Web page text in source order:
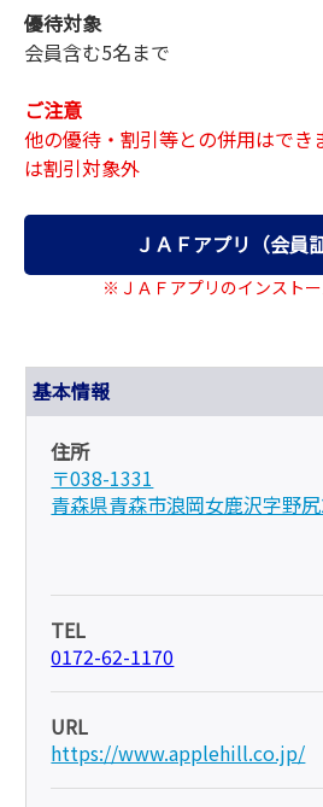
優待対象
会員含む5名まで
ご注意
他の優待・割引等との併用はでき
は割引対象外
ＪＡＦアプリ（会員
※ＪＡＦアプリのインストー
基本情報
住所
〒038-1331
青森県青森市浪岡女鹿沢字野
TEL
0172-62-1170
URL
https://www.applehill.co.jp/